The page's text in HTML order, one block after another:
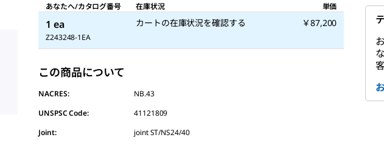
あなたへ/カタログ番号
在庫状況 単価
1 ea
Z243248-1EA
カートの在庫状況を確認する ￥87,200
この商品について
NACRES:
NB.43
UNSPSC Code:
41121809
Joint: joint ST/NS24/40